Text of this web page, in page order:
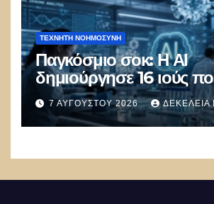
ΤΕΧΝΗΤΉ ΝΟΗΜΟΣΎΝΗ
Παγκόσμιο σοκ: Η ΑΙ
δημιούργησε 16 ιούς
υπάρχουν στη φύση –
Συναγερμός: Ο
άρχισε
7 ΑΥΓΟΎΣΤΟΥ 2026 ΔΕΚΈΛΕΙΑ